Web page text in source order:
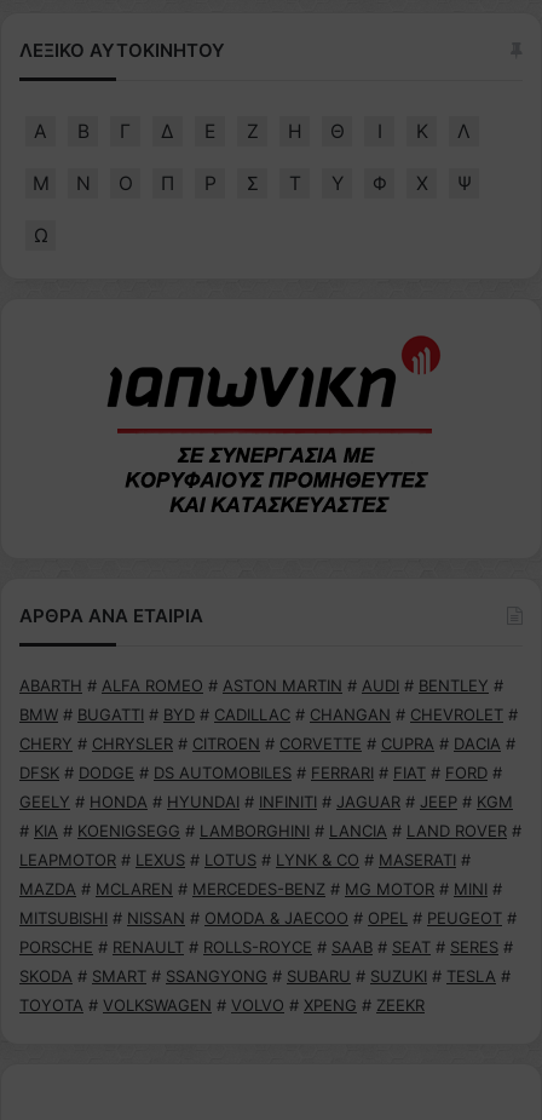
ΛΕΞΙΚΟ ΑΥΤΟΚΙΝΗΤΟΥ
Α Β Γ Δ Ε Ζ Η Θ Ι Κ Λ
Μ Ν Ο Π Ρ Σ Τ Υ Φ Χ Ψ
Ω
ΑΡΘΡΑ ΑΝΑ ΕΤΑΙΡΙΑ
ABARTH # ALFA ROMEO # ASTON MARTIN # AUDI # BENTLEY #
BMW # BUGATTI # BYD # CADILLAC # CHANGAN # CHEVROLET #
CHERY # CHRYSLER # CITROEN # CORVETTE # CUPRA # DACIA #
DFSK # DODGE # DS AUTOMOBILES # FERRARI # FIAT # FORD #
GEELY # HONDA # HYUNDAI # INFINITI # JAGUAR # JEEP # KGM
# KIA # KOENIGSEGG # LAMBORGHINI # LANCIA # LAND ROVER #
LEAPMOTOR # LEXUS # LOTUS # LYNK & CO # MASERATI #
MAZDA # MCLAREN # MERCEDES-BENZ # MG MOTOR # MINI #
MITSUBISHI # NISSAN # OMODA & JAECOO # OPEL # PEUGEOT #
PORSCHE # RENAULT # ROLLS-ROYCE # SAAB # SEAT # SERES #
SKODA # SMART # SSANGYONG # SUBARU # SUZUKI # TESLA #
TOYOTA # VOLKSWAGEN # VOLVO # XPENG # ZEEKR